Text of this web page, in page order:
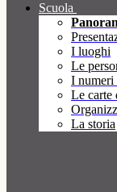
Scuola
I luoghi
Le
I numeri
Le carte
La storia